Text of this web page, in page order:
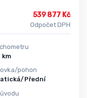
539 877 Kč
Odpočet DPH
12 400 km
pohon
Přední